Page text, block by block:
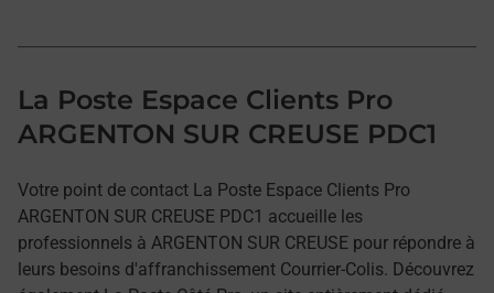
La Poste Espace Clients Pro
ARGENTON SUR CREUSE PDC1
Votre point de contact La Poste Espace Clients Pro
ARGENTON SUR CREUSE PDC1 accueille les
professionnels à ARGENTON SUR CREUSE pour répondre à
leurs besoins d'affranchissement Courrier-Colis. Découvrez